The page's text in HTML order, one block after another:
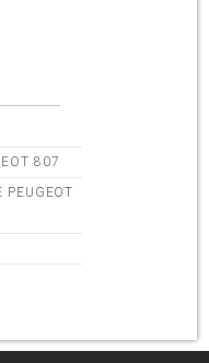
807
PEUGEOT